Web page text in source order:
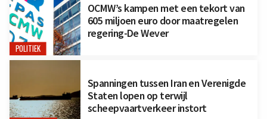
POLITIEK
OCMW’s kampen met een tekort van
605 miljoen euro door maatregelen
regering-De Wever
Spanningen tussen Iran en Verenigde
Staten lopen op terwijl
scheepvaartverkeer instort